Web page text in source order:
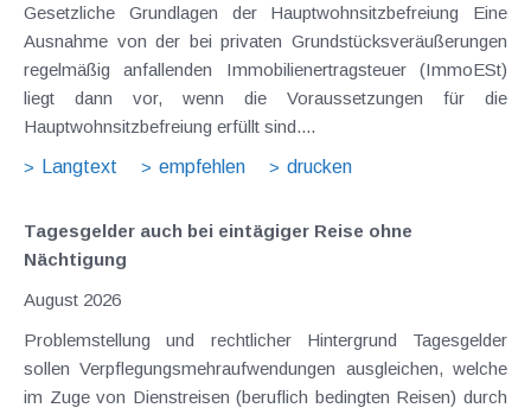
Gesetzliche Grundlagen der Hauptwohnsitzbefreiung Eine
Ausnahme von der bei privaten Grundstücksveräußerungen
regelmäßig anfallenden Immobilienertragsteuer (ImmoESt)
liegt dann vor, wenn die Voraussetzungen für die
Hauptwohnsitzbefreiung erfüllt sind....
Langtext
empfehlen drucken
Tagesgelder auch bei eintägiger Reise ohne
Nächtigung
August 2026
Problemstellung und rechtlicher Hintergrund Tagesgelder
sollen Verpflegungsmehraufwendungen ausgleichen, welche
im Zuge von Dienstreisen (beruflich bedingten Reisen) durch